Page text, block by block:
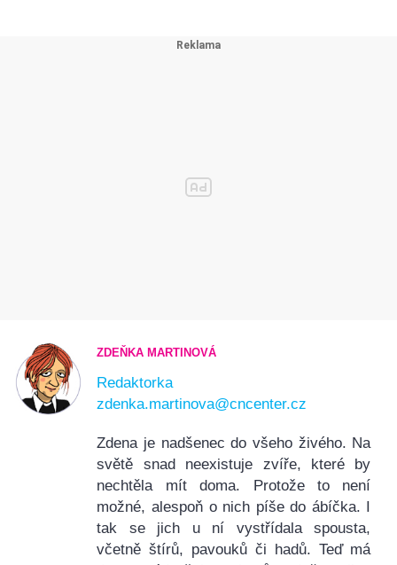
ZDEŇKA MARTINOVÁ
Redaktorka
zdenka.martinova@cncenter.cz
Zdena je nadšenec do všeho živého. Na
světě snad neexistuje zvíře, které by
nechtěla mít doma. Protože to není
možné, alespoň o nich píše do ábíčka. I
tak se jich u ní vystřídala spousta,
včetně štírů, pavouků či hadů. Teď má